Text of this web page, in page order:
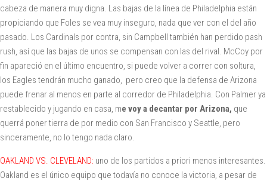
cabeza de manera muy digna. Las bajas de la línea de Philadelphia están
propiciando que Foles se vea muy inseguro, nada que ver con el del año
pasado. Los Cardinals por contra, sin Campbell también han perdido pash
rush, así que las bajas de unos se compensan con las del rival. McCoy por
fin apareció en el último encuentro, si puede volver a correr con soltura,
los Eagles tendrán mucho ganado, pero creo que la defensa de Arizona
puede frenar al menos en parte al corredor de Philadelphia. Con Palmer ya
restablecido y jugando en casa, me voy a decantar por Arizona, que
querrá poner tierra de por medio con San Francisco y Seattle, pero
sinceramente, no lo tengo nada claro.
OAKLAND VS. CLEVELAND: uno de los partidos a priori menos interesantes.
Oakland es el único equipo que todavía no conoce la victoria, a pesar de